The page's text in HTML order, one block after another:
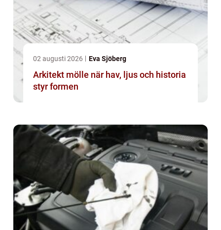
02 augusti 2026 Eva Sjöberg
Arkitekt mölle när hav, ljus och historia
styr formen